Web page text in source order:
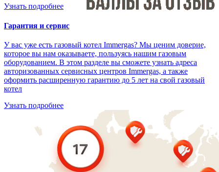
Узнать подробнее
Гарантия и сервис
У вас уже есть газовый котел Immergas? Мы ценим доверие,
которое вы нам оказываете, пользуясь нашим газовым
оборудованием. В этом разделе вы сможете узнать адреса
авторизованных сервисных центров Immergas, а также
оформить расширенную гарантию до 5 лет на свой газовый
котел
Узнать подробнее